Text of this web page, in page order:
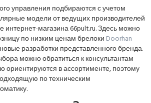
управления подбираются с учетом
модели от ведущих производителей
интернет-магазина 66pult.ru. Здесь можно
по низким ценам брелоки Doorhan
разработки представленного бренда.
можно обратиться к консультантам
ориентируются в ассортименте, поэтому
по техническим